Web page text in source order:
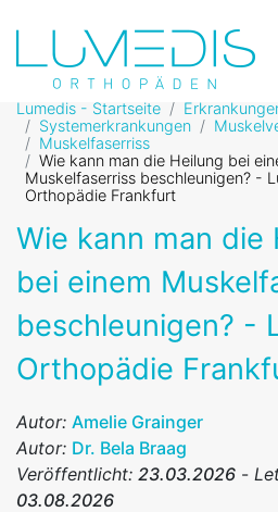
Lumedis - Startseite
Systemerkrankungen
Muskelfaserriss
Wie kann man die Heilung bei
Muskelfaserriss beschleunigen? -
Orthopädie Frankfurt
Wie kann man die
bei einem
beschleunigen? -
Orthopädie
Autor: Amelie Grainger
Autor: Dr. Bela Braag
Veröffentlicht: 23.03.2026 -
03.08.2026